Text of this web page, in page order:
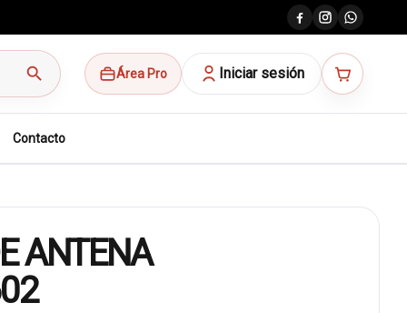
search Área Pro Iniciar sesión
Contacto
ANTENA